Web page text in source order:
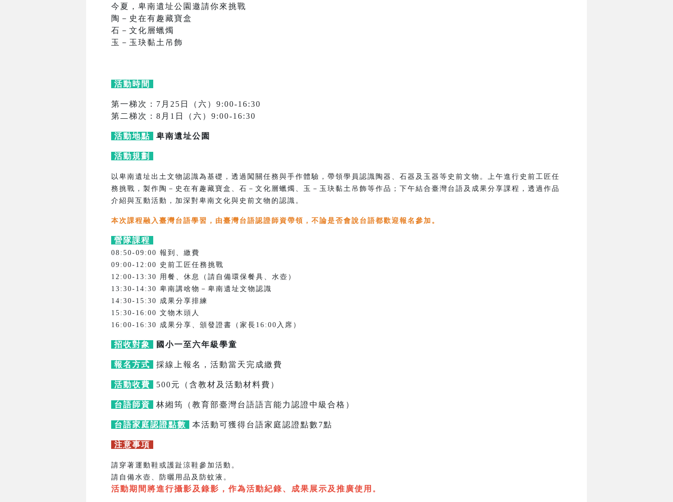
今夏，卑南遺址公園邀請你來挑戰
陶－史在有趣藏寶盒
石－文化層蠟燭
玉－玉玦黏土吊飾
活動時間
第一梯次：7月25日（六）9:00-16:30
第二梯次：8月1日（六）9:00-16:30
活動地點 卑南遺址公園
活動規劃
以卑南遺址出土文物認識為基礎，透過闖關任務與手作體驗，帶領學員認識陶器、石器及玉器等史前文物。上午進行史前工匠任
務挑戰，製作陶－史在有趣藏寶盒、石－文化層蠟燭、玉－玉玦黏土吊飾等作品；下午結合臺灣台語及成果分享課程，透過作品
介紹與互動活動，加深對卑南文化與史前文物的認識。
本次課程融入臺灣台語學習，由臺灣台語認證師資帶領，不論是否會說台語都歡迎報名參加。
營隊課程
08:50-09:00 報到、繳費
09:00-12:00 史前工匠任務挑戰
12:00-13:30 用餐、休息（請自備環保餐具、水壺）
13:30-14:30 卑南講啥物－卑南遺址文物認識
14:30-15:30 成果分享排練
15:30-16:00 文物木頭人
16:00-16:30 成果分享、頒發證書（家長16:00入席）
招收對象 國小一至六年級學童
報名方式 採線上報名，活動當天完成繳費
活動收費 500元（含教材及活動材料費）
台語師資 林緗筠（教育部臺灣台語語言能力認證中級合格）
台語家庭認證點數 本活動可獲得台語家庭認證點數7點
注意事項
請穿著運動鞋或護趾涼鞋參加活動。
請自備水壺、防曬用品及防蚊液。
活動期間將進行攝影及錄影，作為活動紀錄、成果展示及推廣使用 。